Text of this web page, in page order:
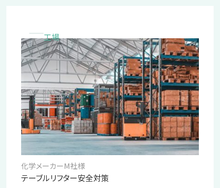
工場
化学メーカーM社様
テーブルリフター安全対策